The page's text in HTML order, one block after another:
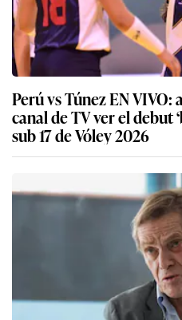
Perú vs Túnez EN VIVO:
canal de TV ver el debut ‘bicolor‘ en el Mundial
sub 17 de Vóley 2026